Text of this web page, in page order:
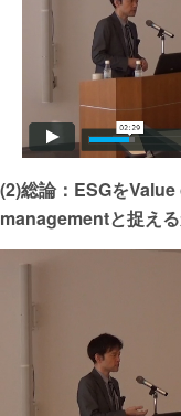
(2)総論：ESGを
managementと捉え